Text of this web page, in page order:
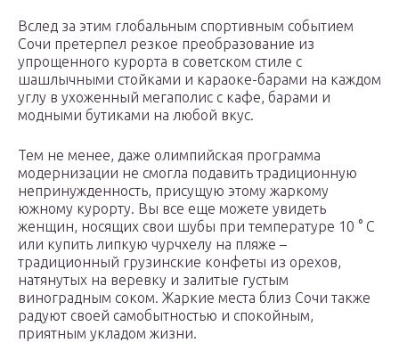
Вслед за этим глобальным спортивным событием
Сочи претерпел резкое преобразование из
упрощенного курорта в советском стиле с
шашлычными стойками и караоке-барами на каждом
углу в ухоженный мегаполис с кафе, барами и
модными бутиками на любой вкус.
Тем не менее, даже олимпийская программа
модернизации не смогла подавить традиционную
непринужденность, присущую этому жаркому
южному курорту. Вы все еще можете увидеть
женщин, носящих свои шубы при температуре 10 ° C
или купить липкую чурчхелу на пляже –
традиционный грузинские конфеты из орехов,
натянутых на веревку и залитые густым
виноградным соком. Жаркие места близ Сочи также
радуют своей самобытностью и спокойным,
приятным укладом жизни.